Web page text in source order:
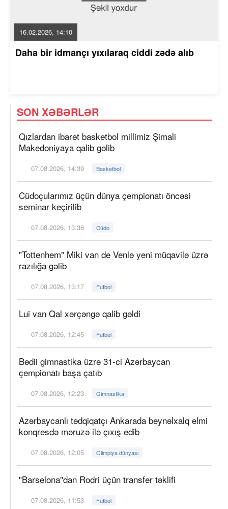
16.02.2026, 14:10
Daha bir idmançı yıxılaraq ciddi zədə alıb
SON XƏBƏRLƏR
Qızlardan ibarət basketbol millimiz Şimali
Makedoniyaya qalib gəlib
07.08.2026, 14:39 Basketbol
Cüdoçularımız üçün dünya çempionatı öncəsi
seminar keçirilib
07.08.2026, 13:36 Cüdo
"Tottenhem" Miki van de Venlə yeni müqavilə üzrə
razılığa gəlib
07.08.2026, 13:17 Futbol
Lui van Qal xərçəngə qalib gəldi
07.08.2026, 12:45 Futbol
Bədii gimnastika üzrə 31-ci Azərbaycan
çempionatı başa çatıb
07.08.2026, 12:23 Gimnastika
Azərbaycanlı tədqiqatçı Ankarada beynəlxalq elmi
konqresdə məruzə ilə çıxış edib
07.08.2026, 12:05 Olimpiya dünyası
"Barselona"dan Rodri üçün transfer təklifi
07.08.2026, 11:53 Futbol